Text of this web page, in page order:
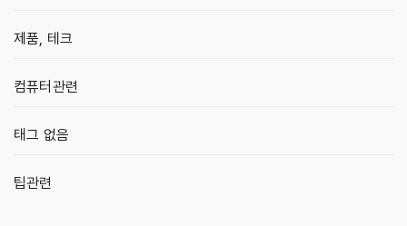
제품, 테크
컴퓨터관련
태그 없음
팁관련